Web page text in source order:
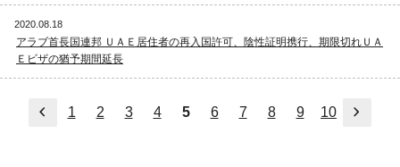
2020.08.18
アラブ首長国連邦 ＵＡＥ居住者の再入国許可、陰性証明携行、期限切れＵＡ
Ｅビザの猶予期間延長
前へ
1 2 3 4 5 6 7 8 9 10